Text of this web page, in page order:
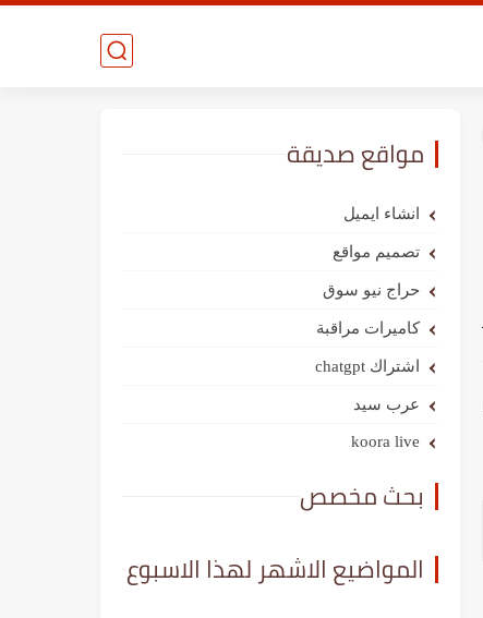
مواقع صديقة
انشاء ايميل
تصميم مواقع
حراج نيو سوق
كاميرات مراقبة
اشتراك chatgpt
عرب سيد
koora live
بحث مخصص
المواضيع الاشهر لهذا الاسبوع